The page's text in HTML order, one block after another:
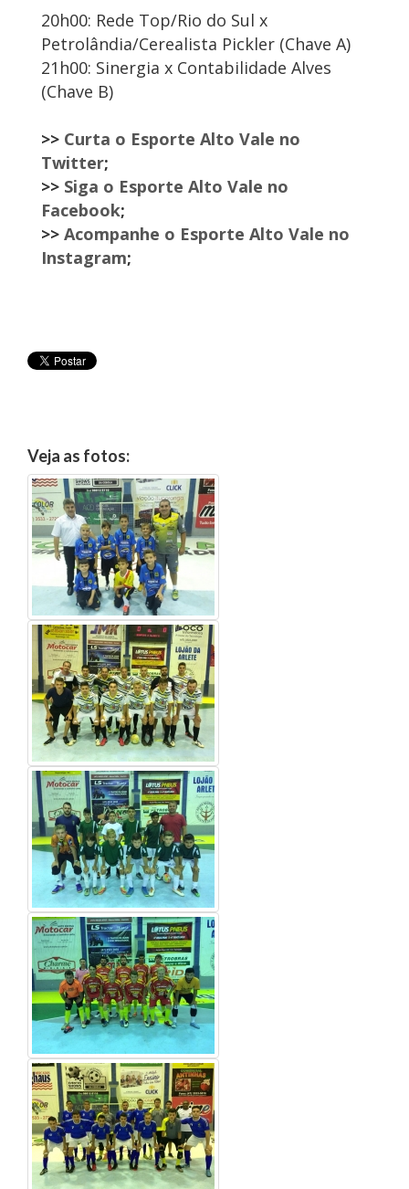
20h00: Rede Top/Rio do Sul x
Petrolândia/Cerealista Pickler (Chave A)
21h00: Sinergia x Contabilidade Alves
(Chave B)
>> Curta o Esporte Alto Vale no
Twitter;
>> Siga o Esporte Alto Vale no
Facebook;
>> Acompanhe o Esporte Alto Vale no
Instagram;
Veja as fotos: